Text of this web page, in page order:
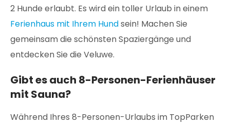
2 Hunde erlaubt. Es wird ein toller Urlaub in einem
Ferienhaus mit Ihrem Hundsein! Machen Sie
gemeinsam die schönsten Spaziergänge und
entdecken Sie die Veluwe.
Gibt es auch 8-Personen-Ferienhäuser
mit Sauna?
Während Ihres 8-Personen-Urlaubs im TopParken